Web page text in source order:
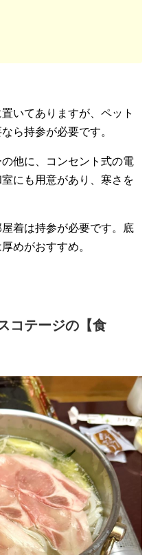
いてありますが、ペット
ら持参が必要です。
他に、コンセント式の電
にも用意があり、寒さを
着は持参が必要です。底
めがおすすめ。
コテージの【食